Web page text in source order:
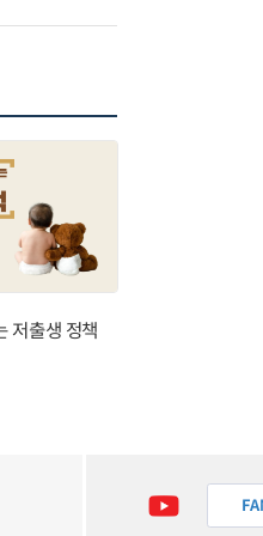
저출생 정책